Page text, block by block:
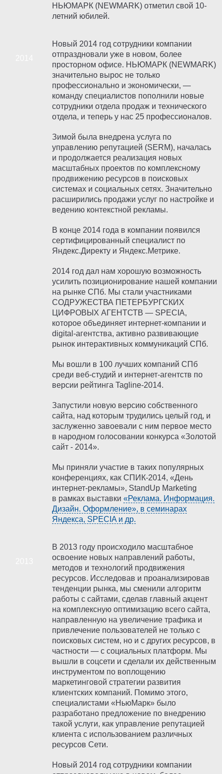
НЬЮМАРК (NEWMARK) отметил свой 10-
летний юбилей.
Новый 2014 год сотрудники компании
отпраздновали уже в новом, более
просторном офисе. НЬЮМАРК (NEWMARK)
значительно вырос не только
профессионально и экономически, —
команду специалистов пополнили новые
сотрудники отдела продаж и технического
отдела, и теперь у нас 25 профессионалов.
Зимой была внедрена услуга по
управлению репутацией (SERM), началась
и продолжается реализация новых
масштабных проектов по комплексному
продвижению ресурсов в поисковых
системах и социальных сетях. Значительно
расширились продажи услуг по настройке и
ведению контекстной рекламы.
В конце 2014 года в компании появился
сертифицированный специалист по
Яндекс.Директу и Яндекс.Метрике.
2014 год дал нам хорошую возможность
усилить позиционирование нашей компании
на рынке СПб. Мы стали участниками
СОДРУЖЕСТВА ПЕТЕРБУРГСКИХ
ЦИФРОВЫХ АГЕНТСТВ — SPECIA,
которое объединяет интернет-компании и
digital-агентства, активно развивающие
рынок интерактивных коммуникаций СПб.
Мы вошли в 100 лучших компаний СПб
среди веб-студий и интернет-агентств по
версии рейтинга Tagline-2014.
Запустили новую версию собственного
сайта, над которым трудились целый год, и
заслуженно завоевали с ним первое место
в народном голосовании конкурса «Золотой
сайт - 2014».
Мы приняли участие в таких популярных
конференциях, как СПИК-2014, «День
интернет-рекламы», StandUp Marketing
в рамках выставки «Реклама. Информация.
Дизайн. Оформление», в семинарах
Яндекса, SPECIA и др.
В 2013 году происходило масштабное
освоение новых направлений работы,
методов и технологий продвижения
ресурсов. Исследовав и проанализировав
тенденции рынка, мы сменили алгоритм
работы с сайтами, сделав главный акцент
на комплексную оптимизацию всего сайта,
направленную на увеличение трафика и
привлечение пользователей не только с
поисковых систем, но и с других ресурсов, в
частности — с социальных платформ. Мы
вышли в соцсети и сделали их действенным
инструментом по воплощению
маркетинговой стратегии развития
клиентских компаний. Помимо этого,
специалистами «НьюМарк» было
разработано предложение по внедрению
такой услуги, как управление репутацией
клиента с использованием различных
ресурсов Сети.
Новый 2014 год сотрудники компании